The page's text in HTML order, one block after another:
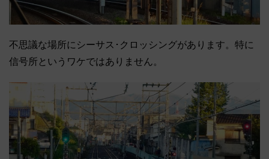
不思議な場所にシーサス･クロッシングがあります。特に
信号所というワケではありません。